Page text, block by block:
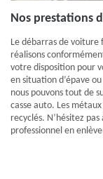
Nos prestations
Le débarras de
réalisons
votre disposition pour
en situation d’épave
nous pouvons tout de
casse auto. Les
recyclés. N’hésitez
professionnel en